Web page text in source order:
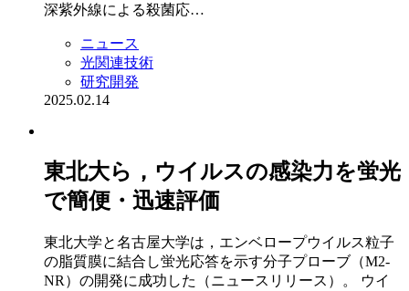
深紫外線による殺菌応…
ニュース
光関連技術
研究開発
2025.02.14
東北大ら，ウイルスの感染力を蛍光
で簡便・迅速評価
東北大学と名古屋大学は，エンベロープウイルス粒子
の脂質膜に結合し蛍光応答を示す分子プローブ（M2-
NR）の開発に成功した（ニュースリリース）。 ウイ